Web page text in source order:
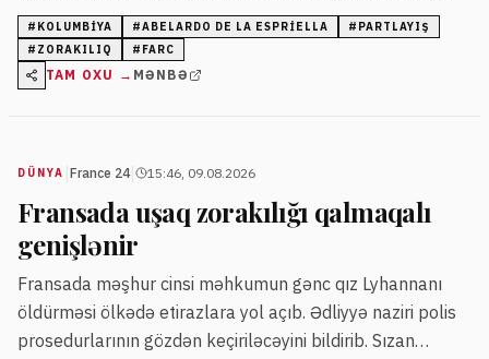
sərt tədbirlər görəcəklərini bildiriblər.
# KOLUMBIYA #ABELARDO DE LA ESPRIELLA # PARTLAYIŞ
# ZORAKILIQ # FARC
TAM OXU → MƏNBƏ
DÜNYA France 24| 15:46, 09.08.2026
Fransada uşaq zorakılığı qalmaqalı
genişlənir
Fransada məşhur cinsi məhkumun gənc qız Lyhannanı
öldürməsi ölkədə etirazlara yol açıb. Ədliyyə naziri polis
prosedurlarının gözdən keçiriləcəyini bildirib. Sızan